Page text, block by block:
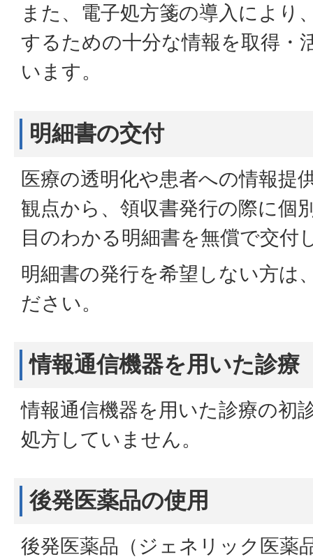
また、電子処方箋の導入により
するための十分な情報を取得・
います。
明細書の交付
医療の透明化や患者への情報提
観点から、領収書発行の際に個
目のわかる明細書を無償で交付
明細書の発行を希望しない方は
ださい。
情報通信機器を用いた診療
情報通信機器を用いた診療の初
処方していません。
後発医薬品の使用
後発医薬品（ジェネリック医薬